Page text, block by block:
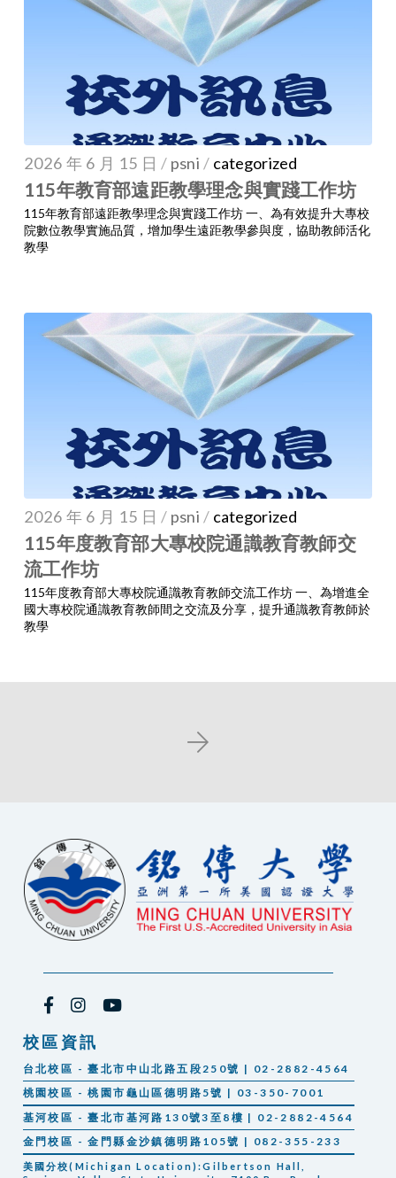
2026 年 6 月 15 日 / psni / categorized
115年教育部遠距教學理念與實踐工作坊
115年教育部遠距教學理念與實踐工作坊 一、為有效提升大專校
院數位教學實施品質，增加學生遠距教學參與度，協助教師活化
教學
2026 年 6 月 15 日 / psni / categorized
115年度教育部大專校院通識教育教師交
流工作坊
115年度教育部大專校院通識教育教師交流工作坊 一、為增進全
國大專校院通識教育教師間之交流及分享，提升通識教育教師於
教學
Next
校區資訊
台北校區 - 臺北市中山北路五段250號 | 02-2882-4564
桃園校區 - 桃園市龜山區德明路5號 | 03-350-7001
基河校區 - 臺北市基河路130號3至8樓 | 02-2882-4564
金門校區 - 金門縣金沙鎮德明路105號 | 082-355-233
美國分校(Michigan Location):Gilbertson Hall,